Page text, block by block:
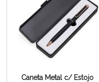
Caneta Metal c/ Estojo